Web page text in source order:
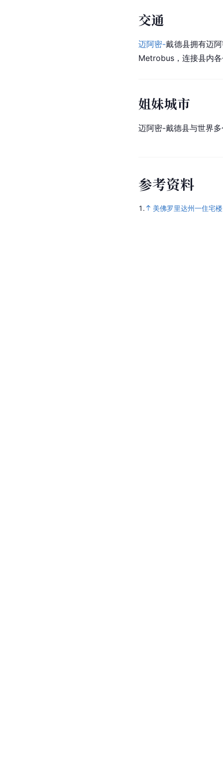
交通
迈阿密-戴德县拥有迈
Metrobus，连接县内
姐妹城市
迈阿密-戴德县与世界
参考资料
1. 美佛罗里达州一住宅